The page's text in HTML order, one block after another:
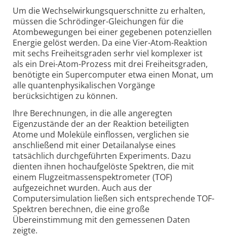
Um die Wechselwirkungsquerschnitte zu erhalten,
müssen die Schrödinger-Gleichungen für die
Atombewegungen bei einer gegebenen potenziellen
Energie gelöst werden. Da eine Vier-Atom-Reaktion
mit sechs Freiheitsgraden serhr viel komplexer ist
als ein Drei-Atom-Prozess mit drei Freiheitsgraden,
benötigte ein Supercomputer etwa einen Monat, um
alle quantenphysikalischen Vorgänge
berücksichtigen zu können.
Ihre Berechnungen, in die alle angeregten
Eigenzustände der an der Reaktion beteiligten
Atome und Moleküle einflossen, verglichen sie
anschließend mit einer Detailanalyse eines
tatsächlich durchgeführten Experiments. Dazu
dienten ihnen hochaufgelöste Spektren, die mit
einem Flugzeitmassenspektrometer (TOF)
aufgezeichnet wurden. Auch aus der
Computersimulation ließen sich entsprechende TOF-
Spektren berechnen, die eine große
Übereinstimmung mit den gemessenen Daten
zeigte.